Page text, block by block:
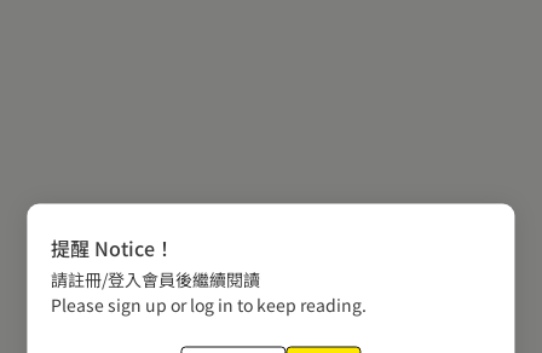
提醒 Notice！
請註冊/登入會員後繼續閱讀
Please sign up or log in to keep reading.